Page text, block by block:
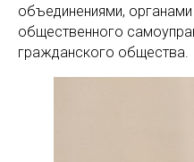
объединениями,
общественного
гражданского общества.